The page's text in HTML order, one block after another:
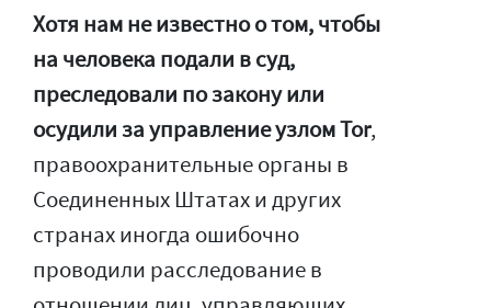
Хотя нам не известно о том, чтобы
на человека подали в суд,
преследовали по закону или
осудили за управление узлом Tor,
правоохранительные органы в
Соединенных Штатах и других
странах иногда ошибочно
проводили расследование в